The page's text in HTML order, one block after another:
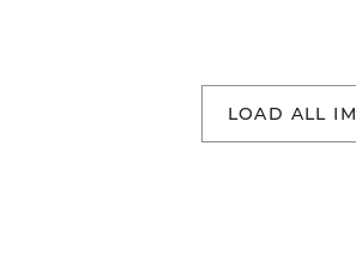
LOAD ALL